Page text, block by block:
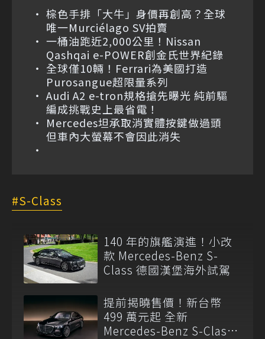
棕色手排「大牛」身價再創高？全球
唯一Murciélago SV拍賣
一桶油跑近2,000公里！Nissan
Qashqai e-POWER創金氏世界紀錄
全球僅10輛！Ferrari為美國打造
Purosangue超限量系列
Audi A2 e-tron規格搶先曝光 純前驅
編成挑戰史上最省電！
Mercedes坦承取消實體按鍵做過頭
但車內大螢幕不會因此消失
S-Class
140 年的旗艦演進！小改
款 Mercedes-Benz S-
Class 德國漢堡海外試駕
提前揭曉售價！新台幣
499 萬元起 全新
Mercedes-Benz S-Class